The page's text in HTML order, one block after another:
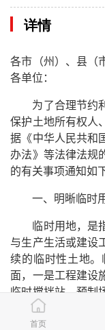
详情
各市（州）、县（
各单位：
为了合理节约
保护土地所有权人
据《中华人民共和
办法》等法律法规
的有关事项通知如下
一、明晰临时
临时用地，是
与生产生活或建设
续的临时性土地
面，一是工程建设
临时搅拌站、预制
棚用地、工程建设
线路、敷设地下管
首页